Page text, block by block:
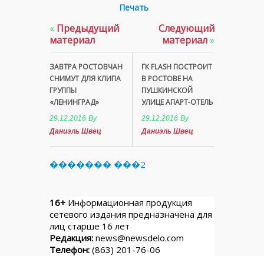
Печать
« Предыдущий
материал
ЗАВТРА РОСТОВЧАН
СНИМУТ ДЛЯ КЛИПА
ГРУППЫ
«ЛЕНИНГРАД»
29.12.2016 By
Даниэль Швец
Следующий
материал»
ГК FLASH ПОСТРОИТ
В РОСТОВЕ НА
ПУШКИНСКОЙ
УЛИЦЕ АПАРТ-ОТЕЛЬ
29.12.2016 By
Даниэль Швец
������� ���2
16+ Информационная продукция
сетевого издания предназначена для
лиц старше 16 лет
Редакция: news@newsdelo.com
Телефон: (863) 201-76-06